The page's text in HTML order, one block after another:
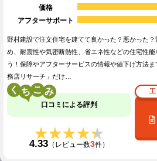
価格
アフターサポート
野村建設で注文住宅を建てて良かった？悪かった
め、耐震性や気密断熱性、省エネ性などの住宅性
う！保障やアフターサービスの情報や値下げ方法
務店リサーチ」だけ…
く こ
口コミによる評判
★★★★★
★★★★★
4.33 （レビュー数3件）